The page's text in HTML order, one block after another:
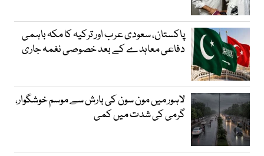
پاکستان، سعودی عرب اور ترکیہ کا مکہ باہمی
دفاعی معاہدے کے بعد خصوصی نغمہ جاری
لاہور میں مون سون کی بارش سے موسم خوشگوار،
گرمی کی شدت میں کمی